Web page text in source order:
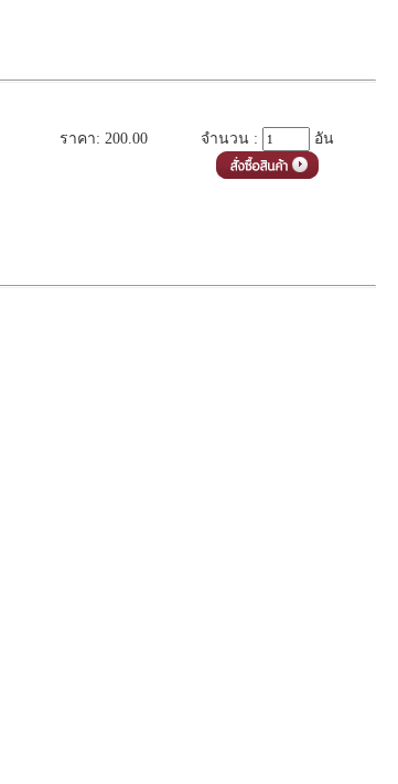
ราคา: 200.00 จำนวน : อัน